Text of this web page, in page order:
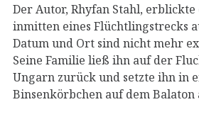
Der Autor, Rhyfan Stahl,
inmitten eines Flüchtlingstrecks
Datum und Ort sind nicht mehr
Seine Familie ließ ihn auf der
Ungarn zurück und setzte ihn in
Binsenkörbchen auf dem Balaton